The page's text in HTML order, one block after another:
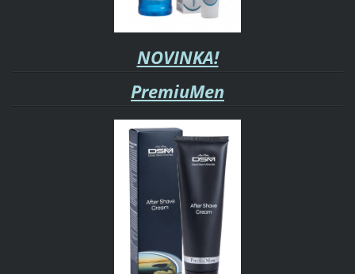
NOVINKA!
PremiuMen